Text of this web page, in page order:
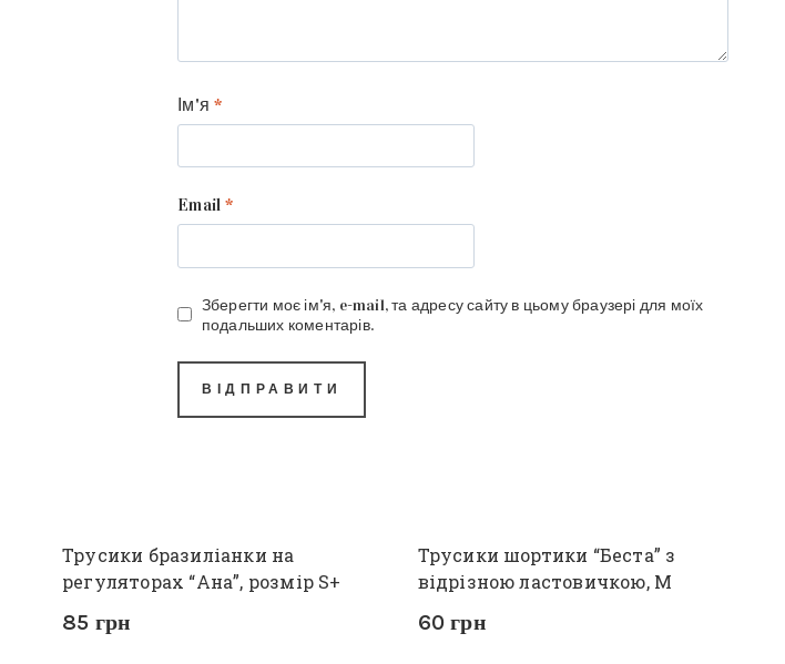
Ім'я*
Email*
Зберегти моє ім'я, e-mail, та адресу сайту в цьому браузері для моїх
подальших коментарів.
Трусики бразиліанки на
регуляторах “Ана”, розмір S+
85 грн
Трусики шортики “Беста” з
відрізною ластовичкою, M
60грн